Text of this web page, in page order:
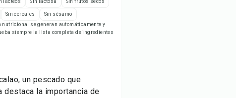
Compartir
lácteos Sin lactosa Sin frutos secos
Sin cereales
Sin sésamo
nutricional se generan automáticamente y
siempre la lista completa de ingredientes
un pescado que
destaca la importancia de